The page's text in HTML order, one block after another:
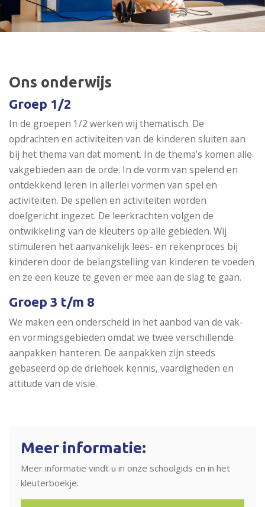
Ons onderwijs
Groep 1/2
In de groepen 1/2 werken wij thematisch. De
opdrachten en activiteiten van de kinderen sluiten aan
bij het thema van dat moment. In de thema’s komen alle
vakgebieden aan de orde. In de vorm van spelend en
ontdekkend leren in allerlei vormen van spel en
activiteiten. De spellen en activiteiten worden
doelgericht ingezet. De leerkrachten volgen de
ontwikkeling van de kleuters op alle gebieden. Wij
stimuleren het aanvankelijk lees- en rekenproces bij
kinderen door de belangstelling van kinderen te voeden
en ze een keuze te geven er mee aan de slag te gaan.
Groep 3 t/m 8
We maken een onderscheid in het aanbod van de vak-
en vormingsgebieden omdat we twee verschillende
aanpakken hanteren. De aanpakken zijn steeds
gebaseerd op de driehoek kennis, vaardigheden en
attitude van de visie.
Meer informatie:
Meer informatie vindt u in onze schoolgids en in het
kleuterboekje.